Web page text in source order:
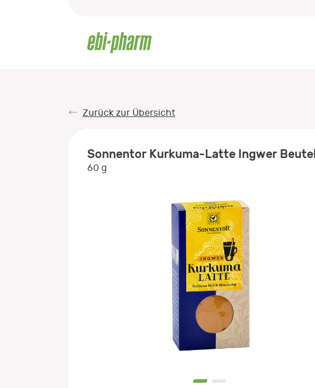
Zurück zur Übersicht
Sonnentor Kurkuma-Latte Ingwer Beutel
60 g